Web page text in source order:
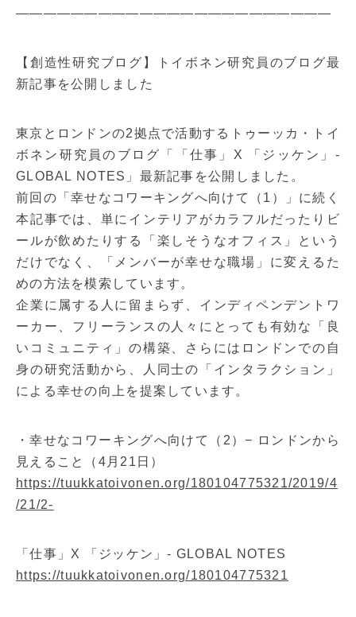
———————————————————————
【創造性研究ブログ】トイボネン研究員のブログ最
新記事を公開しました
東京とロンドンの2拠点で活動するトゥーッカ・トイ
ボネン研究員のブログ「「仕事」X 「ジッケン」-
GLOBAL NOTES」最新記事を公開しました。
前回の「幸せなコワーキングへ向けて（1）」に続く
本記事では、単にインテリアがカラフルだったりビ
ールが飲めたりする「楽しそうなオフィス」という
だけでなく、「メンバーが幸せな職場」に変えるた
めの方法を模索しています。
企業に属する人に留まらず、インディペンデントワ
ーカー、フリーランスの人々にとっても有効な「良
いコミュニティ」の構築、さらにはロンドンでの自
身の研究活動から、人同士の「インタラクション」
による幸せの向上を提案しています。
・幸せなコワーキングへ向けて（2）− ロンドンから
見えること（4月21日）
https://tuukkatoivonen.org/180104775321/2019/4
/21/2-
「仕事」X 「ジッケン」- GLOBAL NOTES
https://tuukkatoivonen.org/180104775321